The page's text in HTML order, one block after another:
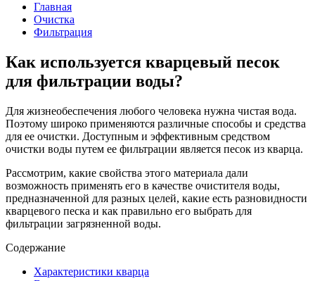
Главная
Очистка
Фильтрация
Как используется кварцевый песок
для фильтрации воды?
Для жизнеобеспечения любого человека нужна чистая вода.
Поэтому широко применяются различные способы и средства
для ее очистки. Доступным и эффективным средством
очистки воды путем ее фильтрации является песок из кварца.
Рассмотрим, какие свойства этого материала дали
возможность применять его в качестве очистителя воды,
предназначенной для разных целей, какие есть разновидности
кварцевого песка и как правильно его выбрать для
фильтрации загрязненной воды.
Содержание
Характеристики кварца